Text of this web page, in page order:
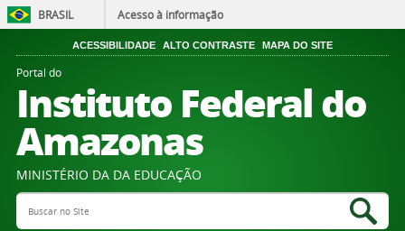
BRASIL Acesso à informação
ACESSIBILIDADE ALTO CONTRASTE MAPA DO SITE
Portal do
Instituto Federal do
Amazonas
MINISTÉRIO DA DA EDUCAÇÃO
Search Site